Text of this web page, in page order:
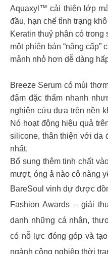
Aquaxyl™ cải thiện lớp
đầu, hạn chế tình trạng
Keratin thuỷ phân có
một phiên bản “nâng
mảnh nhỏ hơn dễ dàng
Breeze Serum có mùi
đậm đặc thấm nhanh
nghiên cứu dựa trên nền
Nó hoạt động hiệu quả
silicone, thân thiện với da
nhất.
Bổ sung thêm tinh chất
mượt, óng ả nào cô nàng
BareSoul vinh dự được
Fashion Awards – giải
danh những cá nhân,
có nỗ lực đóng góp và
ngành công nghiệp thời